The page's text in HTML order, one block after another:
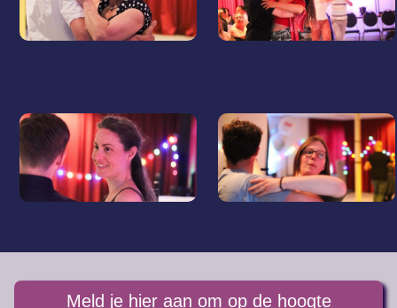
Meld je hier aan om op de hoogte